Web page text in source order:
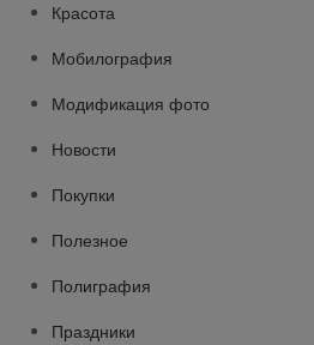
Красота
Мобилография
Модификация фото
Новости
Покупки
Полезное
Полиграфия
Праздники